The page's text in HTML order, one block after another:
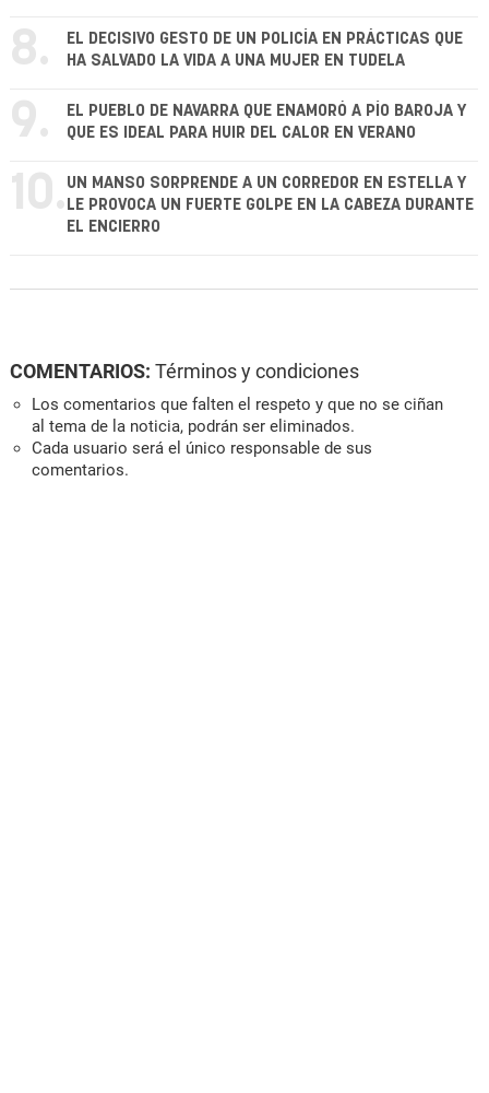
8.
EL DECISIVO GESTO DE UN POLICÍA EN PRÁCTICAS QUE
HA SALVADO LA VIDA A UNA MUJER EN TUDELA
9.
EL PUEBLO DE NAVARRA QUE ENAMORÓ A PÍO BAROJA Y
QUE ES IDEAL PARA HUIR DEL CALOR EN VERANO
10. UN MANSO SORPRENDE A UN CORREDOR EN ESTELLA Y
LE PROVOCA UN FUERTE GOLPE EN LA CABEZA DURANTE
EL ENCIERRO
COMENTARIOS: Términos y condiciones
Los comentarios que falten el respeto y que no se ciñan
al tema de la noticia, podrán ser eliminados.
Cada usuario será el único responsable de sus
comentarios.